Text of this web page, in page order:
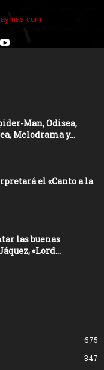
Man, Odisea,
Melodrama y...
el «Canto a la
las buenas
«Lord...
675
347